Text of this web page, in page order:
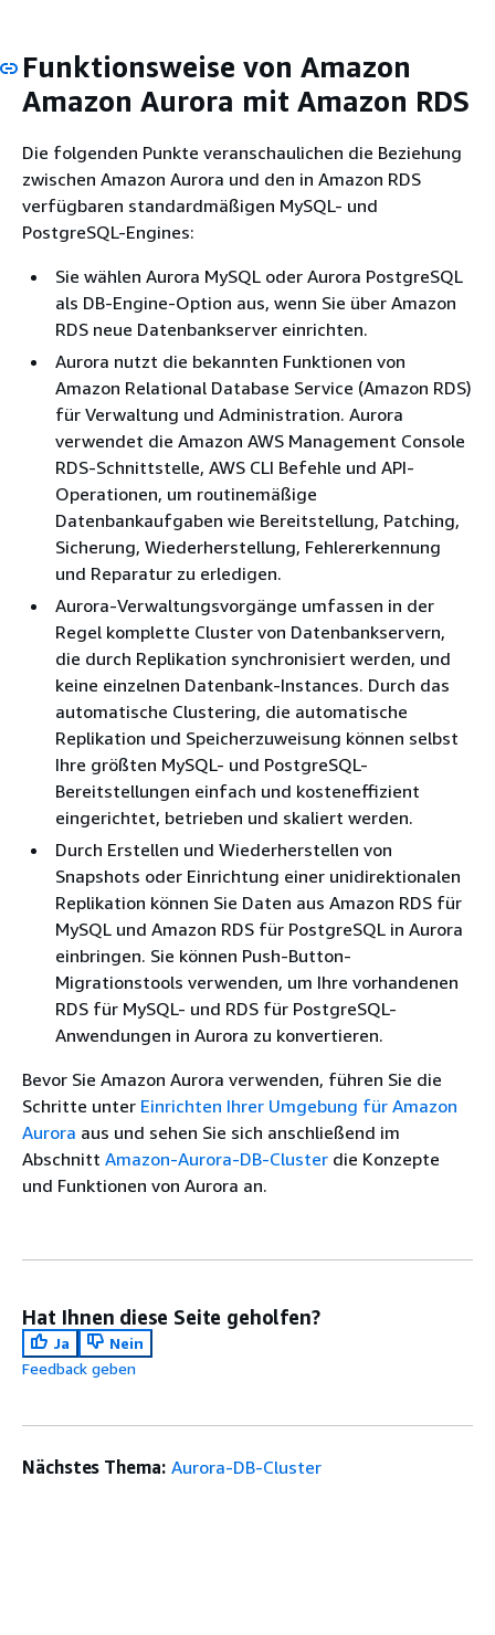
Funktionsweise von Amazon
Amazon Aurora mit Amazon RDS
Die folgenden Punkte veranschaulichen die Beziehung
zwischen Amazon Aurora und den in Amazon RDS
verfügbaren standardmäßigen MySQL- und
PostgreSQL-Engines:
Sie wählen Aurora MySQL oder Aurora PostgreSQL
als DB-Engine-Option aus, wenn Sie über Amazon
RDS neue Datenbankserver einrichten.
Aurora nutzt die bekannten Funktionen von
Amazon Relational Database Service (Amazon RDS)
für Verwaltung und Administration. Aurora
verwendet die Amazon AWS Management Console
RDS-Schnittstelle, AWS CLI Befehle und API-
Operationen, um routinemäßige
Datenbankaufgaben wie Bereitstellung, Patching,
Sicherung, Wiederherstellung, Fehlererkennung
und Reparatur zu erledigen.
Aurora-Verwaltungsvorgänge umfassen in der
Regel komplette Cluster von Datenbankservern,
die durch Replikation synchronisiert werden, und
keine einzelnen Datenbank-Instances. Durch das
automatische Clustering, die automatische
Replikation und Speicherzuweisung können selbst
Ihre größten MySQL- und PostgreSQL-
Bereitstellungen einfach und kosteneffizient
eingerichtet, betrieben und skaliert werden.
Durch Erstellen und Wiederherstellen von
Snapshots oder Einrichtung einer unidirektionalen
Replikation können Sie Daten aus Amazon RDS für
MySQL und Amazon RDS für PostgreSQL in Aurora
einbringen. Sie können Push-Button-
Migrationstools verwenden, um Ihre vorhandenen
RDS für MySQL- und RDS für PostgreSQL-
Anwendungen in Aurora zu konvertieren.
Bevor Sie Amazon Aurora verwenden, führen Sie die
Schritte unter Einrichten Ihrer Umgebung für Amazon
Aurora aus und sehen Sie sich anschließend im
Abschnitt Amazon-Aurora-DB-Cluster die Konzepte
und Funktionen von Aurora an.
Hat Ihnen diese Seite geholfen?
Ja
Nein
Feedback geben
Nächstes Thema: Aurora-DB-Cluster